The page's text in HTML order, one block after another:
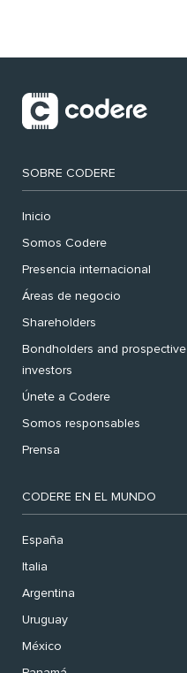
SOBRE CODERE
Inicio
Somos Codere
Presencia internacional
Áreas de negocio
Shareholders
Bondholders and prospective
investors
Únete a Codere
Somos responsables
Prensa
CODERE EN EL MUNDO
España
Italia
Argentina
Uruguay
México